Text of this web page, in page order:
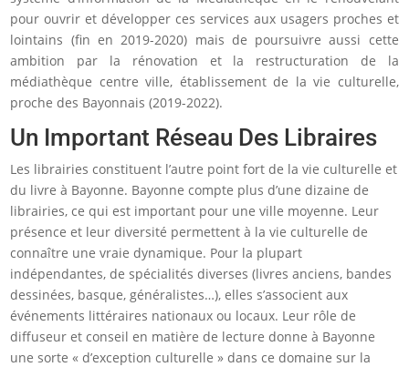
pour ouvrir et développer ces services aux usagers proches et
lointains (fin en 2019-2020) mais de poursuivre aussi cette
ambition par la rénovation et la restructuration de la
médiathèque centre ville, établissement de la vie culturelle,
proche des Bayonnais (2019-2022).
Un Important Réseau Des Libraires
Les librairies constituent l’autre point fort de la vie culturelle et
du livre à Bayonne. Bayonne compte plus d’une dizaine de
librairies, ce qui est important pour une ville moyenne. Leur
présence et leur diversité permettent à la vie culturelle de
connaître une vraie dynamique. Pour la plupart
indépendantes, de spécialités diverses (livres anciens, bandes
dessinées, basque, généralistes…), elles s’associent aux
événements littéraires nationaux ou locaux. Leur rôle de
diffuseur et conseil en matière de lecture donne à Bayonne
une sorte « d’exception culturelle » dans ce domaine sur la